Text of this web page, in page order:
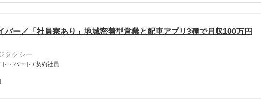
バー／「社員寮あり」地域密着型営業と配車アプリ3種で月収100万円
タクシー
・パート / 契約社員